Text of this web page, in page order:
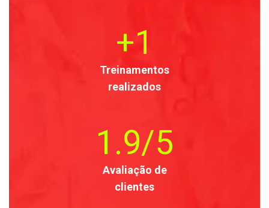
+1
Treinamentos
realizados
1 .9/5
Avaliação de
clientes